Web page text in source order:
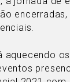
aquecendo